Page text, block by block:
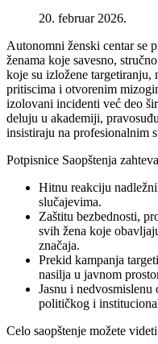
20. februar 2026.
Autonomni ženski centar se
ženama koje savesno,
koje su izložene
pritiscima i otvorenim
izolovani incidenti već deo
deluju u akademiji,
insistiraju na profesionalnim
Potpisnice Saopštenja
Hitnu reakciju
slučajevima.
Zaštitu bezbednosti,
svih žena koje
značaja.
Prekid kampanja
nasilja u javnom
Jasnu i
političkog i
Celo saopštenje možete videti